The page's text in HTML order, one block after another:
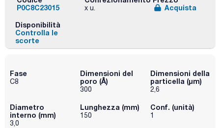
P0C8C23015
x u.
Acquista
Disponibilità
Controlla le
scorte
Fase
C8
Dimensioni del
poro (Å)
300
Dimensioni della
particella (μm)
2,6
Diametro
interno (mm)
3,0
Lunghezza (mm)
150
Conf. (unità)
1